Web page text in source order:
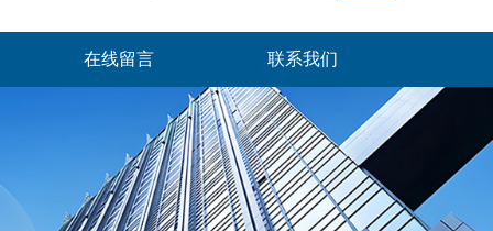
在线留言 联系我们